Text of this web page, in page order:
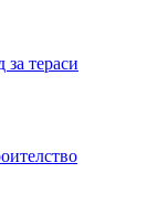
за тераси